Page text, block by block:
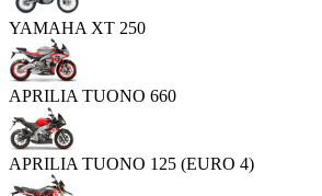
YAMAHA XT 250
APRILIA TUONO 660
APRILIA TUONO 125 (EURO 4)